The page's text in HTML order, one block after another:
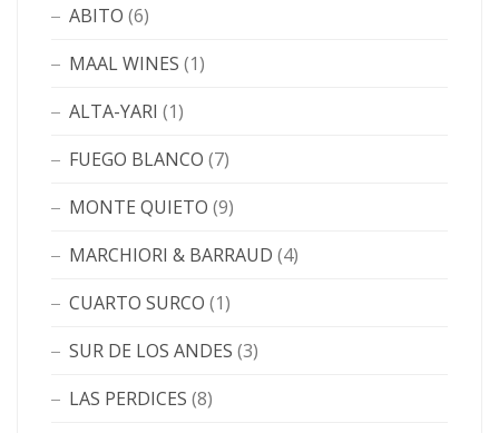
ABITO (6)
MAAL WINES (1)
ALTA-YARI (1)
FUEGO BLANCO (7)
MONTE QUIETO (9)
MARCHIORI & BARRAUD (4)
CUARTO SURCO (1)
SUR DE LOS ANDES (3)
LAS PERDICES (8)